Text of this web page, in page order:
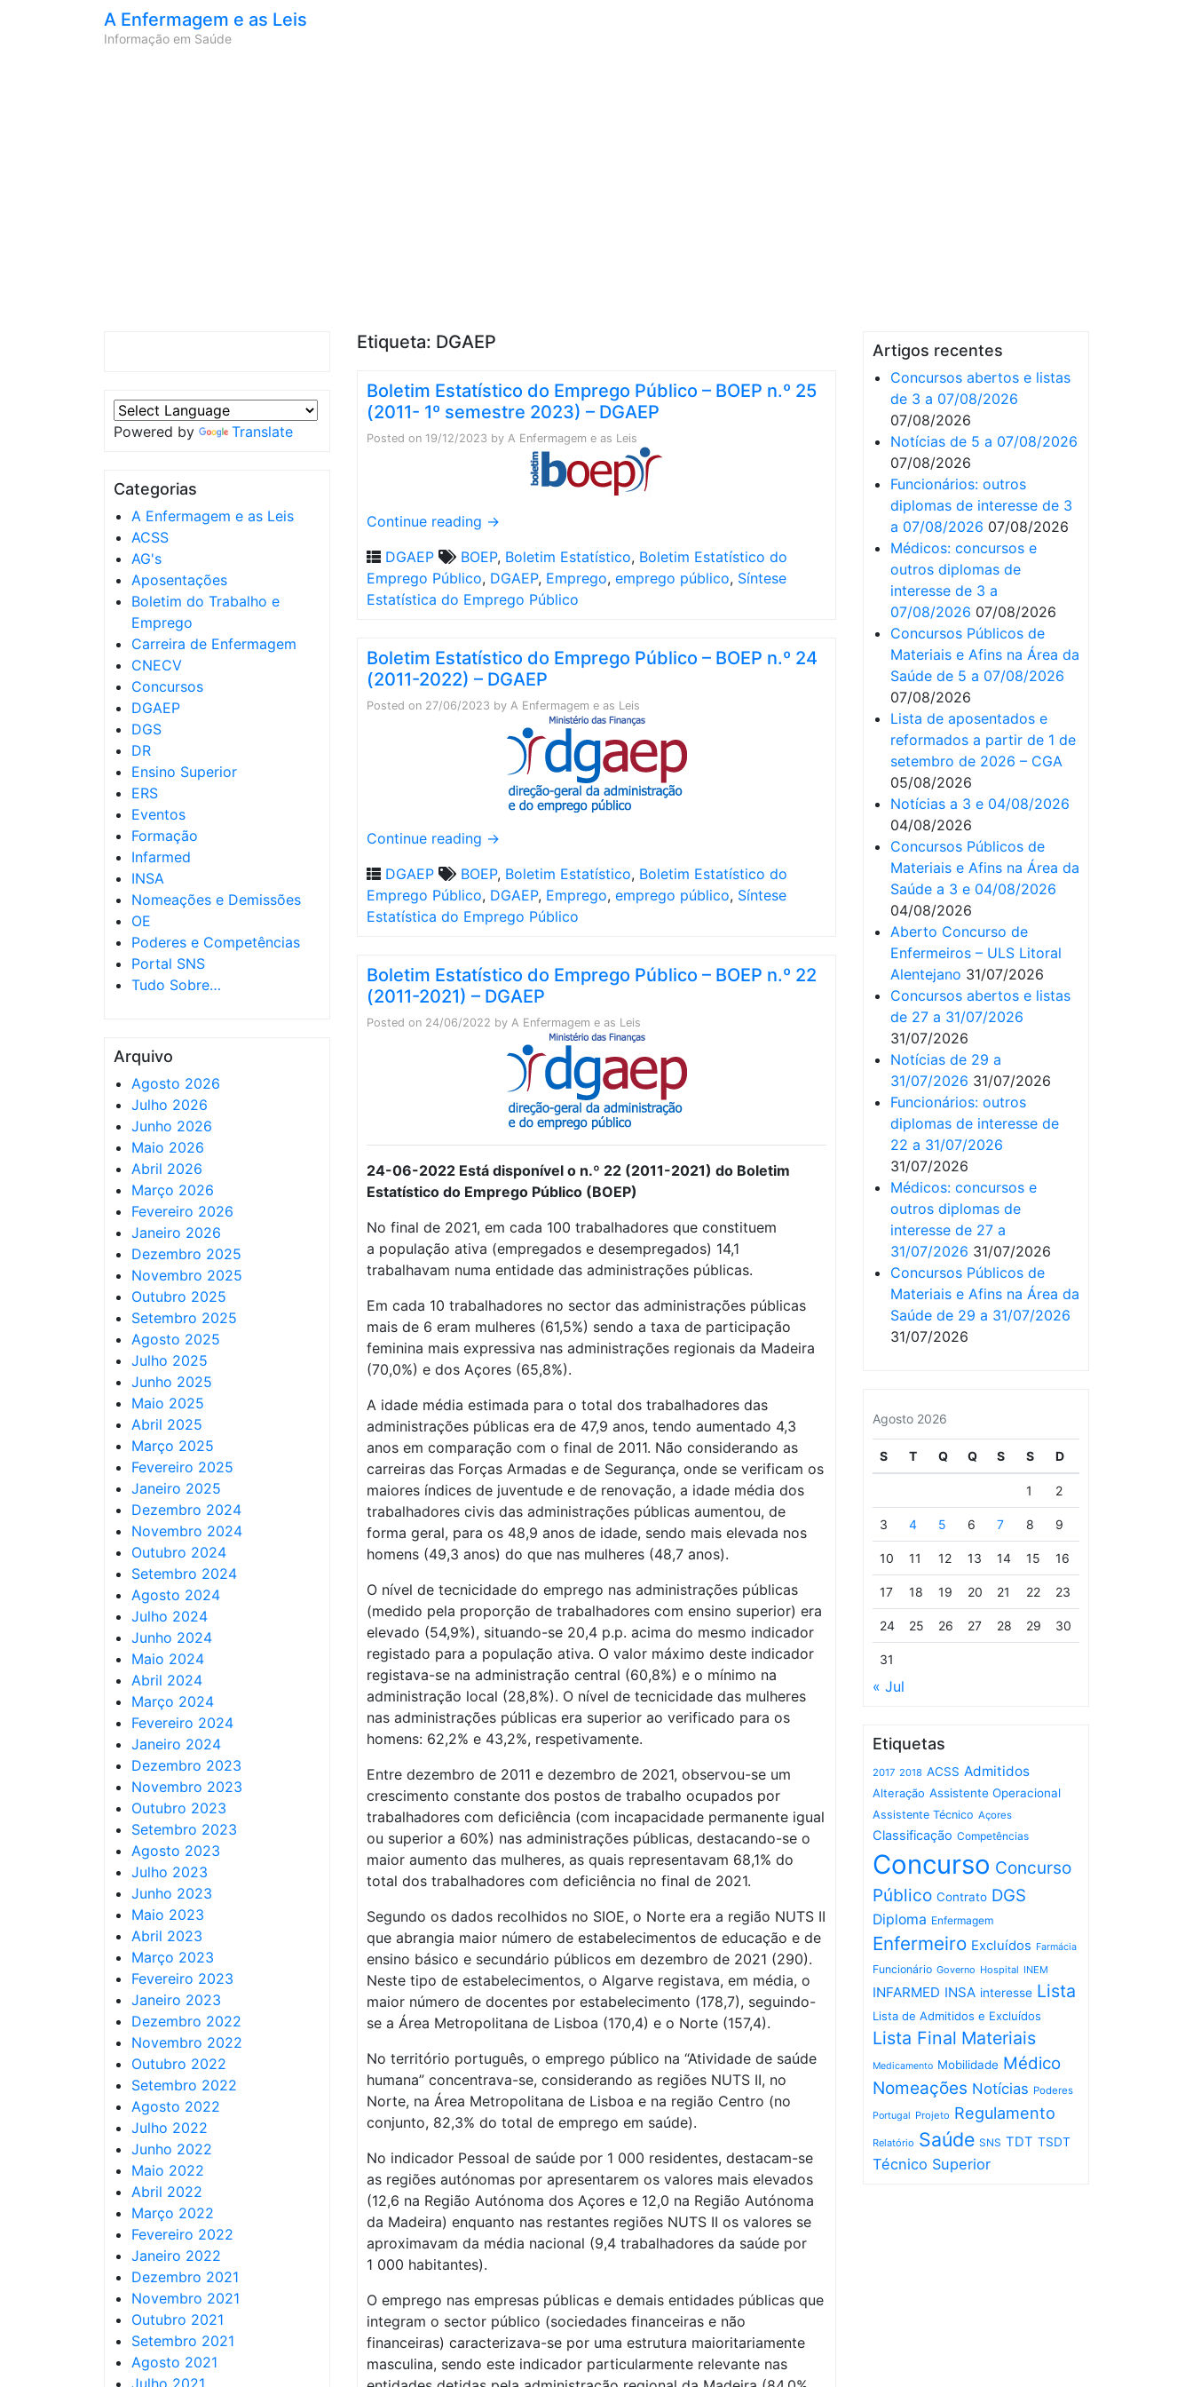
A Enfermagem e as Leis
Informação em Saúde
Powered by Translate
Categorias
A Enfermagem e as Leis
ACSS
AG's
Aposentações
Boletim do Trabalho e
Emprego
Carreira de Enfermagem
CNECV
Concursos
DGAEP
DGS
DR
Ensino Superior
ERS
Eventos
Formação
Infarmed
INSA
Nomeações e Demissões
OE
Poderes e Competências
Portal SNS
Tudo Sobre…
Arquivo
Agosto 2026
Julho 2026
Junho 2026
Maio 2026
Abril 2026
Março 2026
Fevereiro 2026
Janeiro 2026
Dezembro 2025
Novembro 2025
Outubro 2025
Setembro 2025
Agosto 2025
Julho 2025
Junho 2025
Maio 2025
Abril 2025
Março 2025
Fevereiro 2025
Janeiro 2025
Dezembro 2024
Novembro 2024
Outubro 2024
Setembro 2024
Agosto 2024
Julho 2024
Junho 2024
Maio 2024
Abril 2024
Março 2024
Fevereiro 2024
Janeiro 2024
Dezembro 2023
Novembro 2023
Outubro 2023
Setembro 2023
Agosto 2023
Julho 2023
Junho 2023
Maio 2023
Abril 2023
Março 2023
Fevereiro 2023
Janeiro 2023
Dezembro 2022
Novembro 2022
Outubro 2022
Setembro 2022
Agosto 2022
Julho 2022
Junho 2022
Maio 2022
Abril 2022
Março 2022
Fevereiro 2022
Janeiro 2022
Dezembro 2021
Novembro 2021
Outubro 2021
Setembro 2021
Agosto 2021
Julho 2021
Etiqueta: DGAEP
Boletim Estatístico do Emprego Público – BOEP n.º 25
(2011- 1º semestre 2023) – DGAEP
Posted on 19/12/2023 by A Enfermagem e as Leis
Continue reading →
DGAEP
BOEP, Boletim Estatístico, Boletim Estatístico do
Emprego Público, DGAEP, Emprego, emprego público, Síntese
Estatística do Emprego Público
Boletim Estatístico do Emprego Público – BOEP n.º 24
(2011-2022) – DGAEP
Posted on 27/06/2023 by A Enfermagem e as Leis
Continue reading →
DGAEP
BOEP, Boletim Estatístico, Boletim Estatístico do
Emprego Público, DGAEP, Emprego, emprego público, Síntese
Estatística do Emprego Público
Boletim Estatístico do Emprego Público – BOEP n.º 22
(2011-2021) – DGAEP
Posted on 24/06/2022 by A Enfermagem e as Leis
24-06-2022 Está disponível o n.º 22 (2011-2021) do Boletim
Estatístico do Emprego Público (BOEP)
No final de 2021, em cada 100 trabalhadores que constituem
a população ativa (empregados e desempregados) 14,1
trabalhavam numa entidade das administrações públicas.
Em cada 10 trabalhadores no sector das administrações públicas
mais de 6 eram mulheres (61,5%) sendo a taxa de participação
feminina mais expressiva nas administrações regionais da Madeira
(70,0%) e dos Açores (65,8%).
A idade média estimada para o total dos trabalhadores das
administrações públicas era de 47,9 anos, tendo aumentado 4,3
anos em comparação com o final de 2011. Não considerando as
carreiras das Forças Armadas e de Segurança, onde se verificam os
maiores índices de juventude e de renovação, a idade média dos
trabalhadores civis das administrações públicas aumentou, de
forma geral, para os 48,9 anos de idade, sendo mais elevada nos
homens (49,3 anos) do que nas mulheres (48,7 anos).
O nível de tecnicidade do emprego nas administrações públicas
(medido pela proporção de trabalhadores com ensino superior) era
elevado (54,9%), situando-se 20,4 p.p. acima do mesmo indicador
registado para a população ativa. O valor máximo deste indicador
registava-se na administração central (60,8%) e o mínimo na
administração local (28,8%). O nível de tecnicidade das mulheres
nas administrações públicas era superior ao verificado para os
homens: 62,2% e 43,2%, respetivamente.
Entre dezembro de 2011 e dezembro de 2021, observou-se um
crescimento constante dos postos de trabalho ocupados por
trabalhadores com deficiência (com incapacidade permanente igual
ou superior a 60%) nas administrações públicas, destacando-se o
maior aumento das mulheres, as quais representavam 68,1% do
total dos trabalhadores com deficiência no final de 2021.
Segundo os dados recolhidos no SIOE, o Norte era a região NUTS II
que abrangia maior número de estabelecimentos de educação e de
ensino básico e secundário públicos em dezembro de 2021 (290).
Neste tipo de estabelecimentos, o Algarve registava, em média, o
maior número de docentes por estabelecimento (178,7), seguindo-
se a Área Metropolitana de Lisboa (170,4) e o Norte (157,4).
No território português, o emprego público na “Atividade de saúde
humana” concentrava-se, considerando as regiões NUTS II, no
Norte, na Área Metropolitana de Lisboa e na região Centro (no
conjunto, 82,3% do total de emprego em saúde).
No indicador Pessoal de saúde por 1 000 residentes, destacam-se
as regiões autónomas por apresentarem os valores mais elevados
(12,6 na Região Autónoma dos Açores e 12,0 na Região Autónoma
da Madeira) enquanto nas restantes regiões NUTS II os valores se
aproximavam da média nacional (9,4 trabalhadores da saúde por
1 000 habitantes).
O emprego nas empresas públicas e demais entidades públicas que
integram o sector público (sociedades financeiras e não
financeiras) caracterizava-se por uma estrutura maioritariamente
masculina, sendo este indicador particularmente relevante nas
Artigos recentes
Concursos abertos e listas
de 3 a 07/08/2026
07/08/2026
Notícias de 5 a 07/08/2026
07/08/2026
Funcionários: outros
diplomas de interesse de 3
a 07/08/2026 07/08/2026
Médicos: concursos e
outros diplomas de
interesse de 3 a
07/08/2026 07/08/2026
Concursos Públicos de
Materiais e Afins na Área da
Saúde de 5 a 07/08/2026
07/08/2026
Lista de aposentados e
reformados a partir de 1 de
setembro de 2026 – CGA
05/08/2026
Notícias a 3 e 04/08/2026
04/08/2026
Concursos Públicos de
Materiais e Afins na Área da
Saúde a 3 e 04/08/2026
04/08/2026
Aberto Concurso de
Enfermeiros – ULS Litoral
Alentejano 31/07/2026
Concursos abertos e listas
de 27 a 31/07/2026
31/07/2026
Notícias de 29 a
31/07/2026 31/07/2026
Funcionários: outros
diplomas de interesse de
22 a 31/07/2026
31/07/2026
Médicos: concursos e
outros diplomas de
interesse de 27 a
31/07/2026 31/07/2026
Concursos Públicos de
Materiais e Afins na Área da
Saúde de 29 a 31/07/2026
31/07/2026
Agosto 2026
S T Q Q S S D
1 2
3 4 5 6 7 8 9
10 11 12 13 14 15 16
17 18 19 20 21 22 23
24 25 26 27 28 29 30
31
« Jul
Etiquetas
2017 2018 ACSS Admitidos
Alteração Assistente Operacional
Assistente Técnico Açores
Classificação Competências
Concurso Concurso
Público Contrato DGS
Diploma Enfermagem
Enfermeiro Excluídos Farmácia
Funcionário Governo Hospital INEM
INFARMED INSA interesse Lista
Lista de Admitidos e Excluídos
Lista Final Materiais
Medicamento Mobilidade Médico
Nomeações Notícias Poderes
Portugal Projeto Regulamento
Relatório Saúde SNS TDT TSDT
Técnico Superior